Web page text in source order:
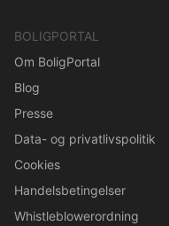
BOLIGPORTAL
Om BoligPortal
Blog
Presse
Data- og privatlivspolitik
Cookies
Handelsbetingelser
Whistleblowerordning